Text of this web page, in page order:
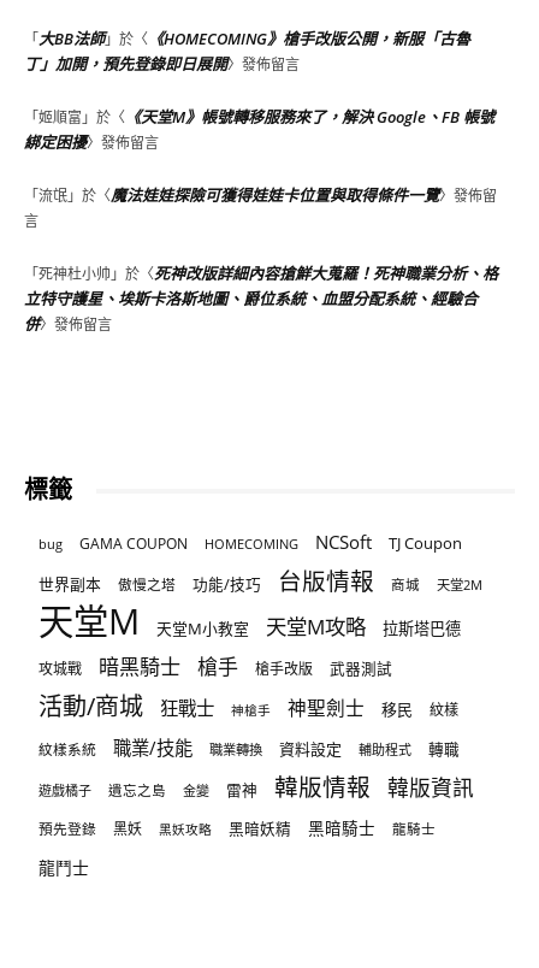
「大BB法師」於〈 《HOMECOMING》槍手改版公開，新服「古魯
丁」加開，預先登錄即日展開〉發佈留言
「姬順富 」於〈 《天堂M》帳號轉移服務來了，解決 Google、FB 帳號
綁定困擾〉發佈留言
「流氓」於〈魔法娃娃探險可獲得娃娃卡位置與取得條件一覽〉發佈留
言
「死神杜小帅 」於〈死神改版詳細內容搶鮮大蒐羅！死神職業分析、格
立特守護星、埃斯卡洛斯地圖、爵位系統、血盟分配系統、經驗合
併〉發佈留言
標籤
bug GAMA COUPON HOMECOMING NCSoft
TJ Coupon
世界副本
傲慢之塔 功能/技巧 台版情報 商城 天堂2M
天堂M 天堂M小教室 天堂M攻略 拉斯塔巴德
攻城戰 暗黑騎士 槍手 槍手改版 武器測試
活動/商城 狂戰士 神槍手 神聖劍士 移民 紋樣
紋樣系統 職業/技能 職業轉換 資料設定 輔助程式 轉職
遊戲橘子 遺忘之島 金變 雷神 韓版情報 韓版資訊
預先登錄 黑妖 黑妖攻略 黑暗妖精 黑暗騎士 龍騎士
龍鬥士